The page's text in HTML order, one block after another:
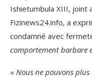
Ishietumbula XIII, joint
Fizinews24.info, a
condamné avec
comportement barbare
« Nous ne pouvons plus